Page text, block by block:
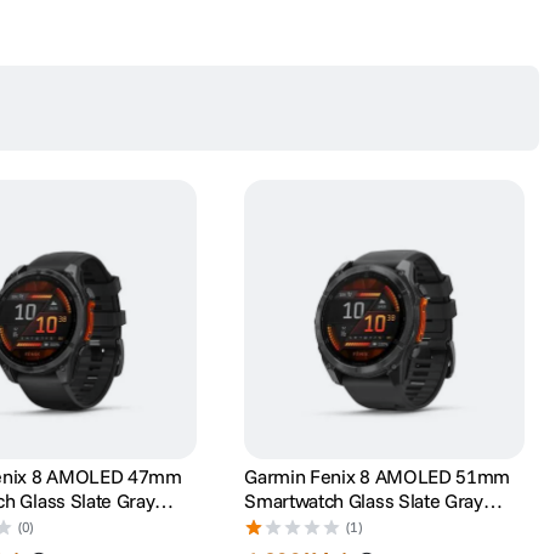
8 AMOLED 47mm
Glass Slate Gray
(0)
Garmin Fenix 8 AMOLED 51mm
Smartwatch Glass Slate Gray
Curea Negru(1)